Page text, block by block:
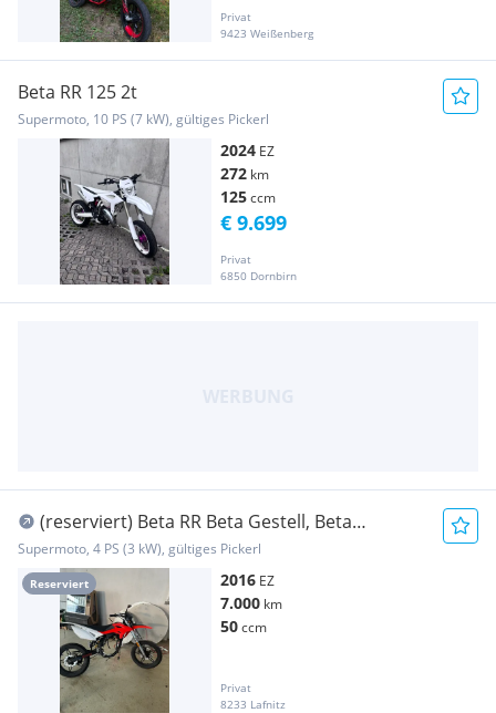
Privat
9423 Weißenberg
Beta RR 125 2t
Supermoto, 10 PS (7 kW), gültiges Pickerl
2024 EZ
272 km
125ccm
Privat
6850 Dornbirn
€ 9.699
Reserviert
(reserviert) Beta RR Beta Gestell, Beta
Rahmen, Moped Gestell,
Supermoto, 4 PS (3 kW), gültiges Pickerl
2016 EZ
7.000 km
50ccm
Privat
8233 Lafnitz